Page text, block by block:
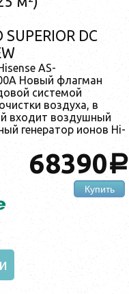
SUPERIOR DC
AS-
Новый флагман
системой
воздуха, в
входит воздушный
генератор ионов Hi-
68390a
Купить